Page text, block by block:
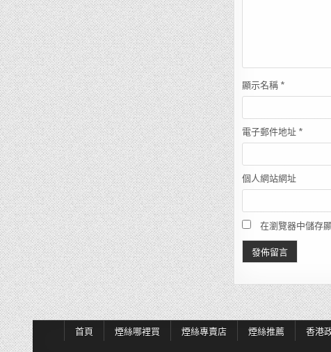
顯示名稱 *
電子郵件地址 *
個人網站網址
在瀏覽器中儲存
首頁 煙絲哪裡買 煙絲專賣店 煙絲推薦 香港